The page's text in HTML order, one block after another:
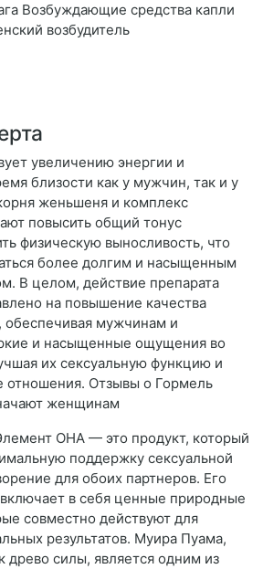
Возбуждающие средства капли
возбудитель
увеличению энергии и
близости как у мужчин, так и у
женьшеня и комплекс
повысить общий тонус
физическую выносливость, что
более долгим и насыщенным
В целом, действие препарата
на повышение качества
обеспечивая мужчинам и
и насыщенные ощущения во
их сексуальную функцию и
отношения. Отзывы о Гормель
женщинам
ОНА — это продукт, который
поддержку сексуальной
для обоих партнеров. Его
в себя ценные природные
совместно действуют для
результатов. Муира Пуама,
древо силы, является одним из